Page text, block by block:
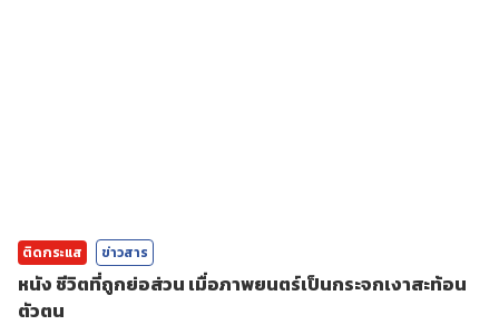
ติดกระแส ข่าวสาร
หนัง ชีวิตที่ถูกย่อส่วน เมื่อภาพยนตร์เป็นกระจกเงาสะท้อน
ตัวตน